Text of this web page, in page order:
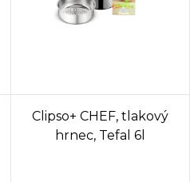
Clipso+ CHEF, tlakový
hrnec, Tefal 6l